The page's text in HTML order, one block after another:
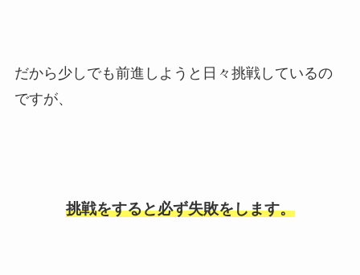
だから少しでも前進しようと日々挑戦しているの
ですが、
挑戦をすると必ず失敗をします。